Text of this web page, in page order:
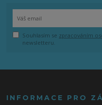
Souhlasím se zpracováním
newsletteru.
INFORMACE PRO